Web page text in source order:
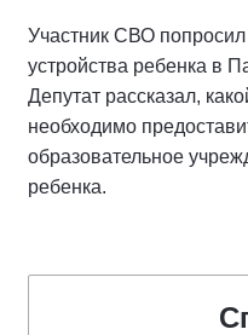
Участник СВО
устройства ребенка в
Депутат рассказал,
необходимо
образовательное
ребенка.